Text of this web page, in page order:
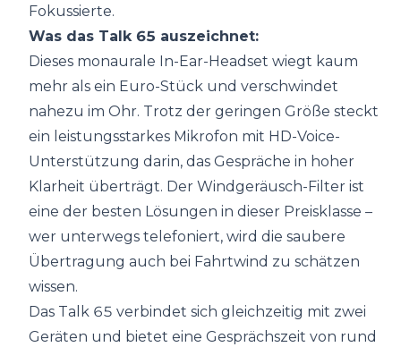
Fokussierte.
Was das Talk 65 auszeichnet:
Dieses monaurale In-Ear-Headset wiegt kaum
mehr als ein Euro-Stück und verschwindet
nahezu im Ohr. Trotz der geringen Größe steckt
ein leistungsstarkes Mikrofon mit HD-Voice-
Unterstützung darin, das Gespräche in hoher
Klarheit überträgt. Der Windgeräusch-Filter ist
eine der besten Lösungen in dieser Preisklasse –
wer unterwegs telefoniert, wird die saubere
Übertragung auch bei Fahrtwind zu schätzen
wissen.
Das Talk 65 verbindet sich gleichzeitig mit zwei
Geräten und bietet eine Gesprächszeit von rund